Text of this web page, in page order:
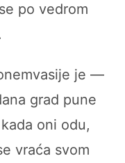
po vedrom
je —
grad pune
oni odu,
vraća svom